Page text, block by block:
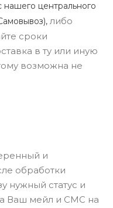
центрального
либо
сроки
в ту или иную
возможна не
и
обработки
нужный статус и
Ваш мейл и СМС на